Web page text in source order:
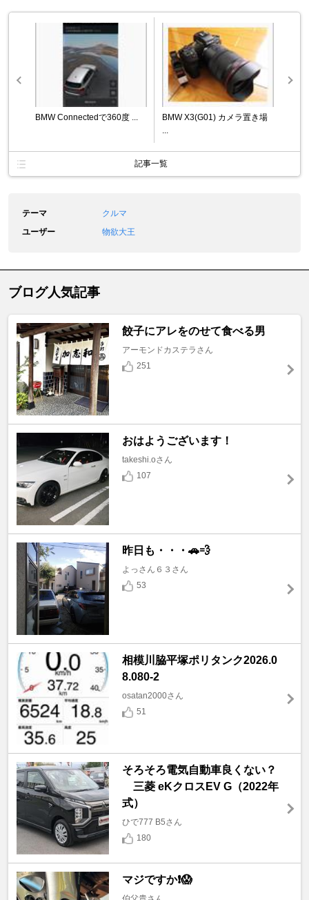
BMW Connectedで360度 ...
BMW X3(G01) カメラ置き場
...
記事一覧
テーマ
クルマ
ユーザー
物欲大王
ブログ人気記事
餃子にアレをのせて食べる男
アーモンドカステラさん
251
おはようございます！
takeshi.oさん
107
昨日も・・・🚗💨
よっさん６３さん
53
相模川脇平塚ポリタンク2026.0
8.080-2
osatan2000さん
51
そろそろ電気自動車良くない？
三菱 eKクロスEV G（2022年
式）
ひで777 B5さん
180
マジですか❗️😱